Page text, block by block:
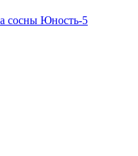
сосны Юность-5